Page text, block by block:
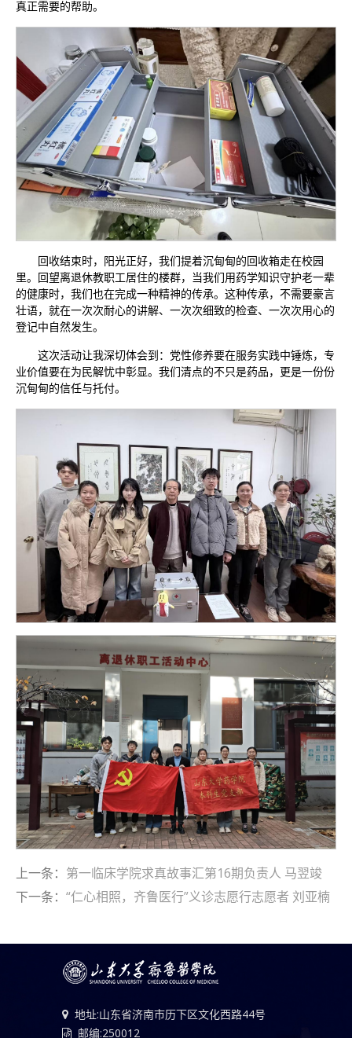
真正需要的帮助。
回收结束时，阳光正好，我们提着沉甸甸的回收箱走在校园
里。回望离退休教职工居住的楼群，当我们用药学知识守护老一辈
的健康时，我们也在完成一种精神的传承。这种传承，不需要豪言
壮语，就在一次次耐心的讲解、一次次细致的检查、一次次用心的
登记中自然发生。
这次活动让我深切体会到：党性修养要在服务实践中锤炼，专
业价值要在为民解忧中彰显。我们清点的不只是药品，更是一份份
沉甸甸的信任与托付。
上一条： 第一临床学院求真故事汇第16期负责人 马翌竣
下一条： “仁心相照，齐鲁医行”义诊志愿行志愿者 刘亚楠
地址:山东省济南市历下区文化西路44号
邮编:250012